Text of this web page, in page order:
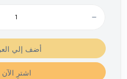
أضف إلي
اشترِ الآن